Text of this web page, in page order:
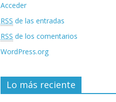
Acceder
RSS de las entradas
RSS de los comentarios
WordPress.org
Lo más reciente